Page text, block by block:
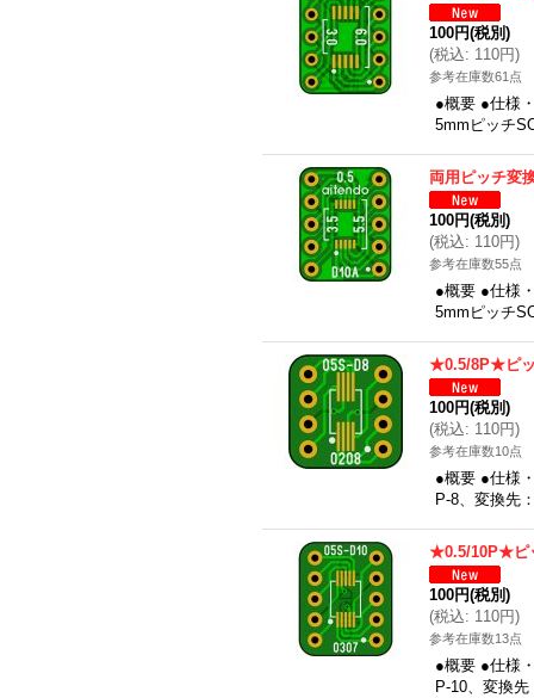
100円(税別)
(税込: 110円)
参考在庫数61点
●概要 ●仕様
5mmピッチ
両用ピッチ変
100円(税別)
(税込: 110円)
参考在庫数55点
●概要 ●仕様
5mmピッチ
★0.5/8P★ピッ
100円(税別)
(税込: 110円)
参考在庫数10点
●概要 ●仕様
P-8、変換先
★0.5/10P★ピ
100円(税別)
(税込: 110円)
参考在庫数13点
●概要 ●仕様
P-10、変換